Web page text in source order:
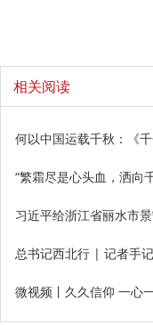
相关阅读
何以中国运载千秋：《千
“繁霜尽是心头血，洒向
习近平给浙江省丽水市
总书记西北行 | 记者手
微视频丨久久信仰 一心